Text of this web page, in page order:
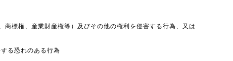
標権、産業財産権等）及びその他の権利を侵害する行為、又は
る恐れのある行為